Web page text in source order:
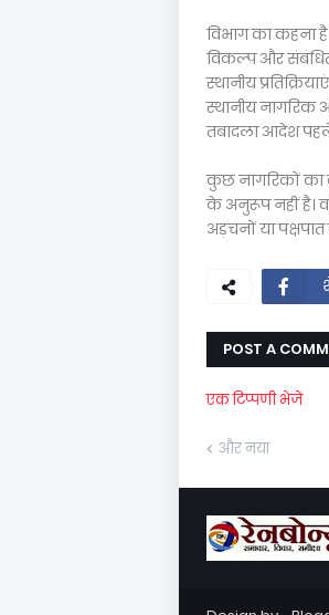
विभाग का कहना
विकल्प और संबंधित
स्थानीय
स्थानीय नागरिक
तबादला आदेश पहले
कुछ नागरिकों का
के अनुरूप नहीं है।
अड़चनों या
POST A
एक टिप्पणी भेजें
और नया